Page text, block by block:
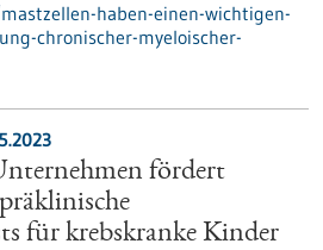
haben-einen-wichtigen-
chronischer-myeloischer-
fördert
für krebskranke Kinder